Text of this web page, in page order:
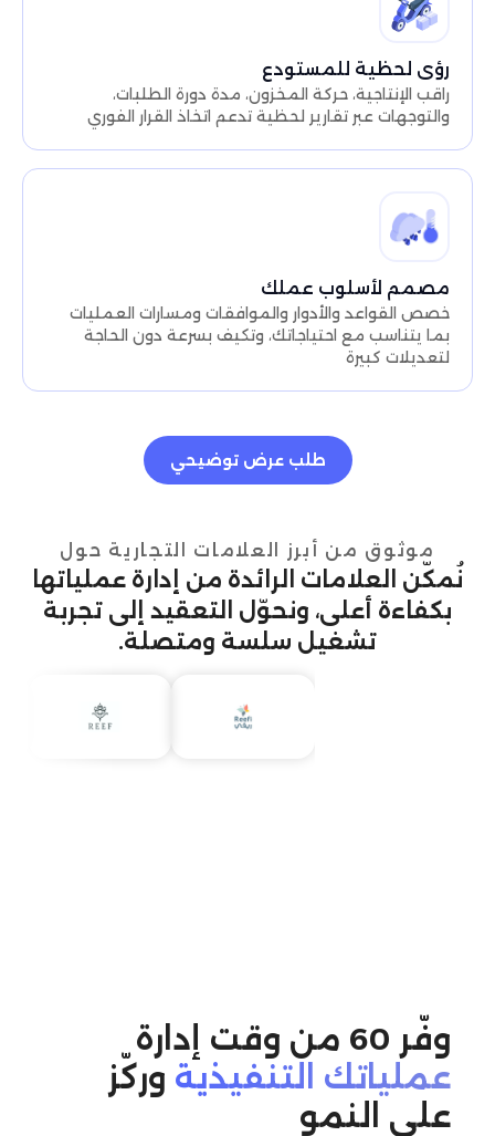
رؤى لحظية للمستودع
راقب الإنتاجية، حركة المخزون، مدة دورة الطلبات،
والتوجهات عبر تقارير لحظية تدعم اتخاذ القرار الفوري
مصمم لأسلوب عملك
خصص القواعد والأدوار والموافقات ومسارات العمليات
بما يتناسب مع احتياجاتك، وتكيف بسرعة دون الحاجة
لتعديلات كبيرة
طلب عرض توضيحي
موثوق من أبرز العلامات التجارية حول
نُمكّن العلامات الرائدة من إدارة عملياتها
بكفاءة أعلى، ونحوّل التعقيد إلى تجربة
تشغيل سلسة ومتصلة.
وفّر ‎60 من وقت إدارة
عملياتك التنفيذية وركّز
على النمو